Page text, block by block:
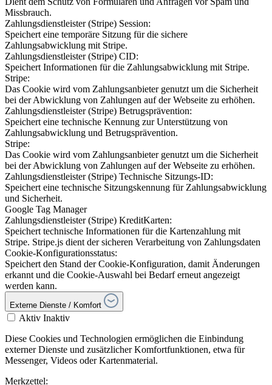
Missbrauch.
Zahlungsdienstleister (Stripe) Session:
Speichert eine temporäre Sitzung für die sichere
Zahlungsabwicklung mit Stripe.
Zahlungsdienstleister (Stripe) CID:
Speichert Informationen für die Zahlungsabwicklung mit Stripe.
Stripe:
Das Cookie wird vom Zahlungsanbieter genutzt um die Sicherheit
bei der Abwicklung von Zahlungen auf der Webseite zu erhöhen.
Zahlungsdienstleister (Stripe) Betrugsprävention:
Speichert eine technische Kennung zur Unterstützung von
Zahlungsabwicklung und Betrugsprävention.
Stripe:
Das Cookie wird vom Zahlungsanbieter genutzt um die Sicherheit
bei der Abwicklung von Zahlungen auf der Webseite zu erhöhen.
Zahlungsdienstleister (Stripe) Technische Sitzungs-ID:
Speichert eine technische Sitzungskennung für Zahlungsabwicklung
und Sicherheit.
Google Tag Manager
Zahlungsdienstleister (Stripe) KreditKarten:
Speichert technische Informationen für die Kartenzahlung mit
Stripe. Stripe.js dient der sicheren Verarbeitung von Zahlungsdaten
Cookie-Konfigurationsstatus:
Speichert den Stand der Cookie-Konfiguration, damit Änderungen
erkannt und die Cookie-Auswahl bei Bedarf erneut angezeigt
werden kann.
Externe Dienste / Komfort
Aktiv Inaktiv
Diese Cookies und Technologien ermöglichen die Einbindung
externer Dienste und zusätzlicher Komfortfunktionen, etwa für
Messenger, Videos oder Kartenmaterial.
Merkzettel: